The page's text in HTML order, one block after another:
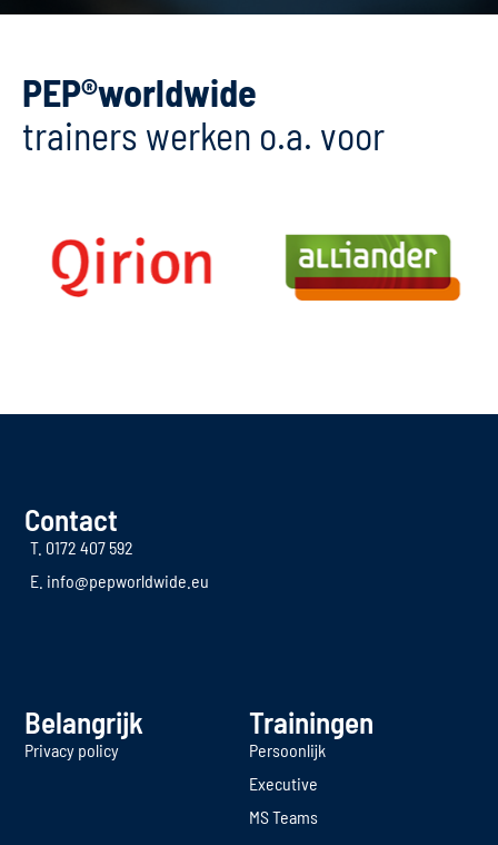
PEP®worldwide
trainers werken o.a. voor
Trainingen
Persoonlijk
Executive
MS Teams
Belangrijk
Privacy policy
Contact
T. 0172 407 592
E. info@pepworldwide.eu